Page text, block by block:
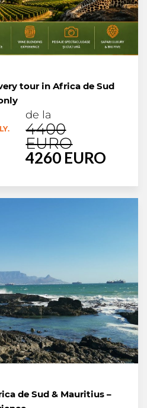
tour in Africa de Sud
de la
4400
EURO
4260 EURO
de Sud & Mauritius –